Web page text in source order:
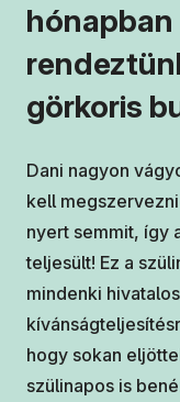
görkoris
Dani nagyon
kell
nyert semmit, így
teljesült! Ez a
mindenki
hogy sokan
szülinapos is